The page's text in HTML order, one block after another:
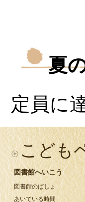
夏
定員に
こども
図書館へいこう
図書館のばしょ
あいている時間